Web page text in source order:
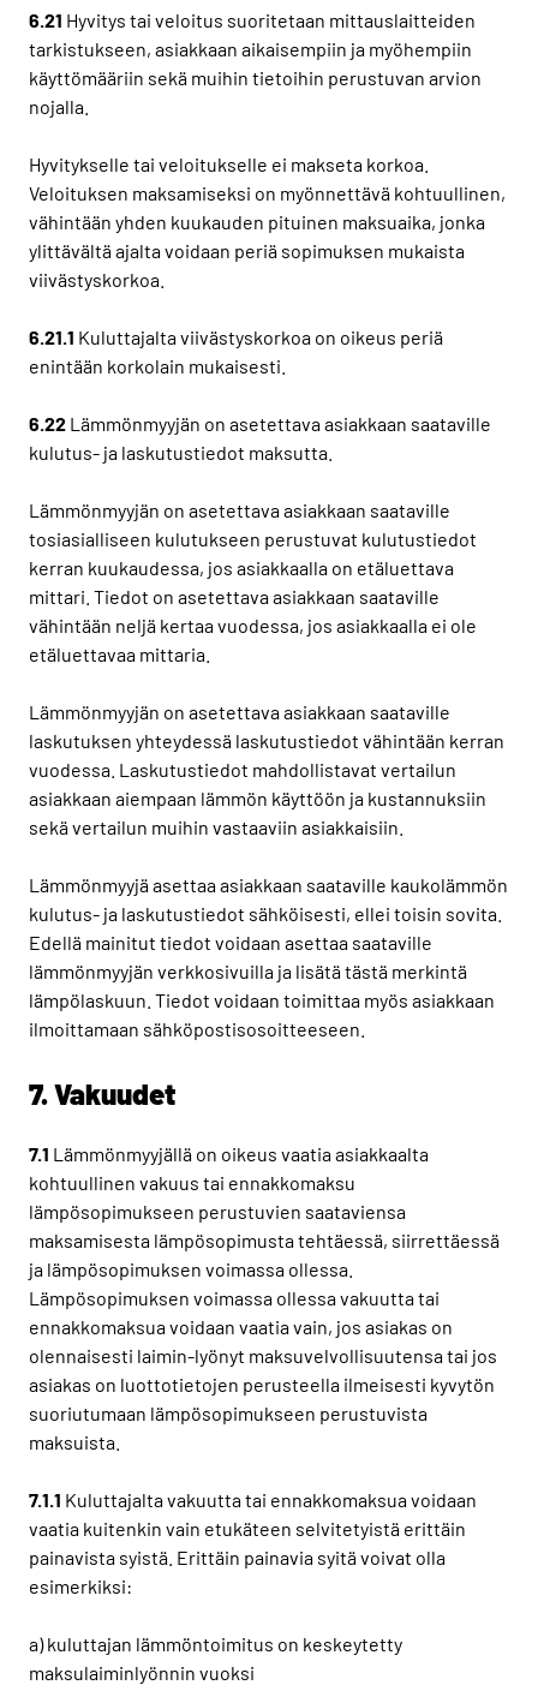
6.21 Hyvitys tai veloitus suoritetaan mittauslaitteiden
tarkistukseen, asiakkaan aikaisempiin ja myöhempiin
käyttömääriin sekä muihin tietoihin perustuvan arvion
nojalla.
Hyvitykselle tai veloitukselle ei makseta korkoa.
Veloituksen maksamiseksi on myönnettävä kohtuullinen,
vähintään yhden kuukauden pituinen maksuaika, jonka
ylittävältä ajalta voidaan periä sopimuksen mukaista
viivästyskorkoa.
6.21.1 Kuluttajalta viivästyskorkoa on oikeus periä
enintään korkolain mukaisesti.
6.22 Lämmönmyyjän on asetettava asiakkaan saataville
kulutus- ja laskutustiedot maksutta.
Lämmönmyyjän on asetettava asiakkaan saataville
tosiasialliseen kulutukseen perustuvat kulutustiedot
kerran kuukaudessa, jos asiakkaalla on etäluettava
mittari. Tiedot on asetettava asiakkaan saataville
vähintään neljä kertaa vuodessa, jos asiakkaalla ei ole
etäluettavaa mittaria.
Lämmönmyyjän on asetettava asiakkaan saataville
laskutuksen yhteydessä laskutustiedot vähintään kerran
vuodessa. Laskutustiedot mahdollistavat vertailun
asiakkaan aiempaan lämmön käyttöön ja kustannuksiin
sekä vertailun muihin vastaaviin asiakkaisiin.
Lämmönmyyjä asettaa asiakkaan saataville kaukolämmön
kulutus- ja laskutustiedot sähköisesti, ellei toisin sovita.
Edellä mainitut tiedot voidaan asettaa saataville
lämmönmyyjän verkkosivuilla ja lisätä tästä merkintä
lämpölaskuun. Tiedot voidaan toimittaa myös asiakkaan
ilmoittamaan sähköpostisosoitteeseen.
7. Vakuudet
7.1 Lämmönmyyjällä on oikeus vaatia asiakkaalta
kohtuullinen vakuus tai ennakkomaksu
lämpösopimukseen perustuvien saataviensa
maksamisesta lämpösopimusta tehtäessä, siirrettäessä
ja lämpösopimuksen voimassa ollessa.
Lämpösopimuksen voimassa ollessa vakuutta tai
ennakkomaksua voidaan vaatia vain, jos asiakas on
olennaisesti laimin-lyönyt maksuvelvollisuutensa tai jos
asiakas on luottotietojen perusteella ilmeisesti kyvytön
suoriutumaan lämpösopimukseen perustuvista
maksuista.
7.1.1 Kuluttajalta vakuutta tai ennakkomaksua voidaan
vaatia kuitenkin vain etukäteen selvitetyistä erittäin
painavista syistä. Erittäin painavia syitä voivat olla
esimerkiksi:
a) kuluttajan lämmöntoimitus on keskeytetty
maksulaiminlyönnin vuoksi